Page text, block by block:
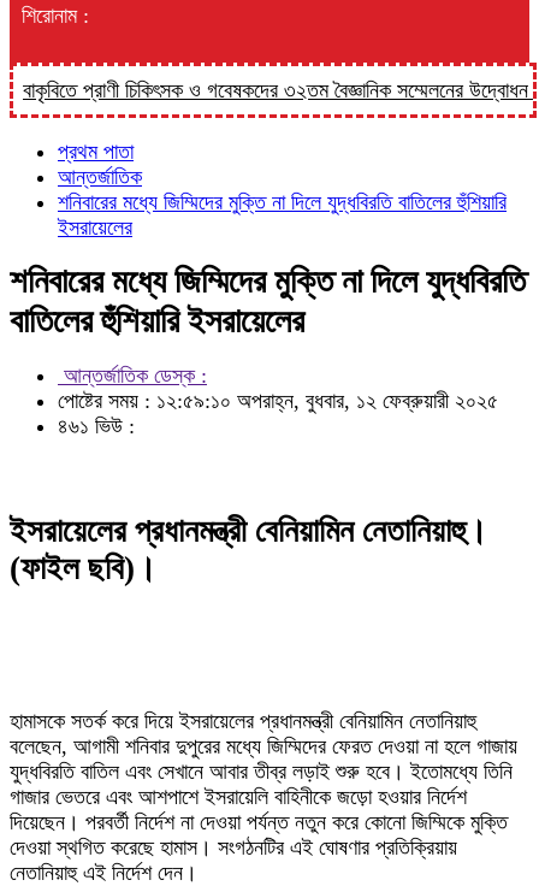
শিরোনাম :
প্রাণী চিকিৎসক ও গবেষকদের ৩২তম বৈজ্ঞানিক সম্মেলনের উদ্বোধন শনিবার
প্রথম পাতা
আন্তর্জাতিক
শনিবারের মধ্যে জিম্মিদের মুক্তি না দিলে যুদ্ধবিরতি বাতিলের হুঁশিয়ারি
ইসরায়েলের
শনিবারের মধ্যে জিম্মিদের মুক্তি না দিলে যুদ্ধবিরতি
বাতিলের হুঁশিয়ারি ইসরায়েলের
আন্তর্জাতিক ডেস্ক :
পোষ্টের সময় : ১২:৫৯:১০ অপরাহ্ন, বুধবার, ১২ ফেব্রুয়ারী ২০২৫
৪৬১ ভিউ :
ইসরায়েলের প্রধানমন্ত্রী বেনিয়ামিন নেতানিয়াহু।
(ফাইল ছবি)।
হামাসকে সতর্ক করে দিয়ে ইসরায়েলের প্রধানমন্ত্রী বেনিয়ামিন নেতানিয়াহু
বলেছেন, আগামী শনিবার দুপুরের মধ্যে জিম্মিদের ফেরত দেওয়া না হলে গাজায়
যুদ্ধবিরতি বাতিল এবং সেখানে আবার তীব্র লড়াই শুরু হবে। ইতোমধ্যে তিনি
গাজার ভেতরে এবং আশপাশে ইসরায়েলি বাহিনীকে জড়ো হওয়ার নির্দেশ
দিয়েছেন। পরবর্তী নির্দেশ না দেওয়া পর্যন্ত নতুন করে কোনো জিম্মিকে মুক্তি
দেওয়া স্থগিত করেছে হামাস। সংগঠনটির এই ঘোষণার প্রতিক্রিয়ায়
নেতানিয়াহু এই নির্দেশ দেন।